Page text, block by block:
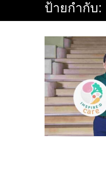
ป้ายกำกับ: